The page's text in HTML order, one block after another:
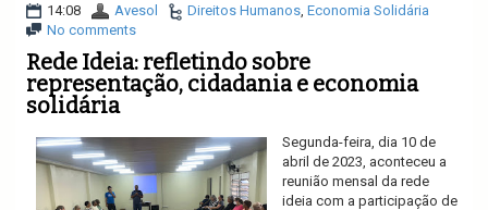
14:08 Avesol Direitos Humanos Economia Solidária
No comments
Rede Ideia: refletindo sobre
representação, cidadania e economia
solidária
Segunda-feira, dia 10 de
abril de 2023, aconteceu a
reunião mensal da rede
ideia com a participação de